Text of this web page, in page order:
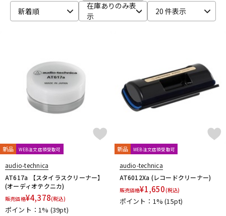
ベース ウクレレ
電子ピアノ
アンプ エフェクター
DJ機器 DTM
新着順
在庫ありのみ表
示
20 件表示
新品 WEB注文店頭受取可
audio-technica
AT617a 【スタイラスクリーナー】
(オーディオテクニカ)
販売価格¥4,378(税込)
ポイント：1% (39pt)
新品 WEB注文店頭受取可
audio-technica
AT6012Xa (レコードクリーナー)
販売価格¥1,650(税込)
ポイント：1%(15pt)